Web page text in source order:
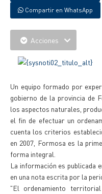
Compartir en WhatsApp
Acciones
Un equipo formado por
gobierno de la provincia de
los aspectos naturales,
el fin de efectuar un
cuenta los criterios
en 2007, Formosa es la
forma integral.
La información es publicada
en una nota escrita por la
"El ordenamiento